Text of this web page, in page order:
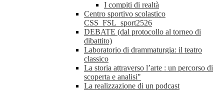
I compiti di realtà
Centro sportivo scolastico
CSS_FSL_sport2526
DEBATE (dal protocollo al torneo di
dibattito)
Laboratorio di drammaturgia: il teatro
classico
La storia attraverso l’arte : un percorso di
scoperta e analisi"
La realizzazione di un podcast